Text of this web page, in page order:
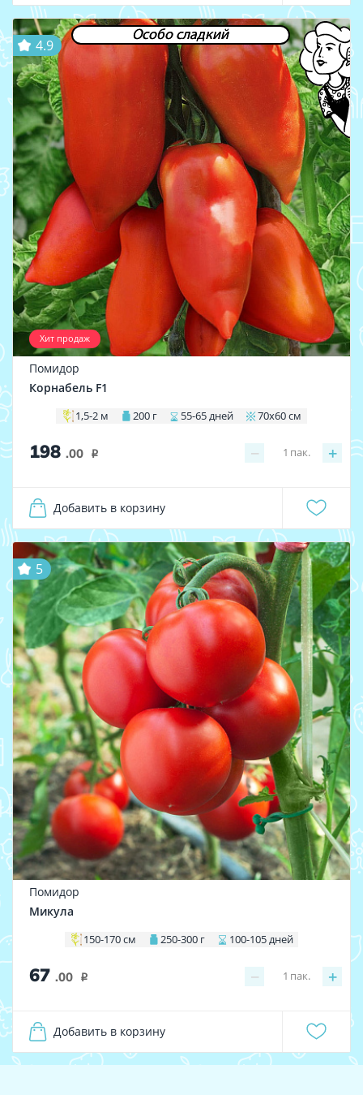
Особо сладкий
Хит продаж
4.9
Помидор
Корнабель F1
1,5-2 м 200 г 55-65 дней 70х60 см
198 .00 i − +
1 пак.
Добавить в корзину
5
Помидор
Микула
150-170 см 250-300 г 100-105 дней
67 .00 i − +
1 пак.
Добавить в корзину